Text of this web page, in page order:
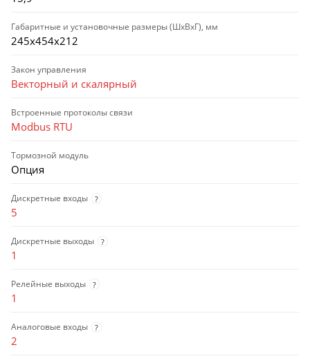
Габаритные и установочные размеры (ШхВхГ), мм
245х454х212
Закон управления
Векторный и скалярный
Встроенные протоколы связи
Modbus RTU
Тормозной модуль
Опция
Дискретные входы ?
5
Дискретные выходы ?
1
Релейные выходы ?
1
Аналоговые входы ?
2